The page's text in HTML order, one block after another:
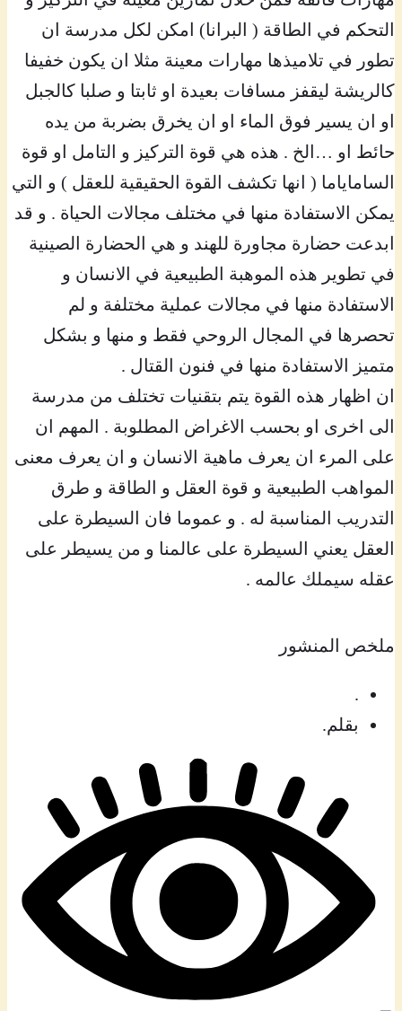
التحكم في الطاقة ( البرانا) امكن لكل مدرسة ان
تطور في تلاميذها مهارات معينة مثلا ان يكون خفيفا
كالريشة ليقفز مسافات بعيدة او ثابتا و صلبا كالجبل
او ان يسير فوق الماء او ان يخرق بضربة من يده
حائط او …الخ . هذه هي قوة التركيز و التامل او قوة
الساماياما ( انها تكشف القوة الحقيقية للعقل ) و التي
يمكن الاستفادة منها في مختلف مجالات الحياة . و قد
ابدعت حضارة مجاورة للهند و هي الحضارة الصينية
في تطوير هذه الموهبة الطبيعية في الانسان و
الاستفادة منها في مجالات عملية مختلفة و لم
تحصرها في المجال الروحي فقط و منها و بشكل
متميز الاستفادة منها في فنون القتال .
ان اظهار هذه القوة يتم بتقنيات تختلف من مدرسة
الى اخرى او بحسب الاغراض المطلوبة . المهم ان
على المرء ان يعرف ماهية الانسان و ان يعرف معنى
المواهب الطبيعية و قوة العقل و الطاقة و طرق
التدريب المناسبة له . و عموما فان السيطرة على
العقل يعني السيطرة على عالمنا و من يسيطر على
عقله سيملك عالمه .
ملخص المنشور
.
بقلم.